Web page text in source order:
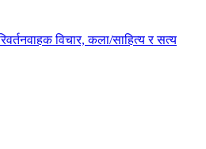
विचार, कला/साहित्य र सत्य